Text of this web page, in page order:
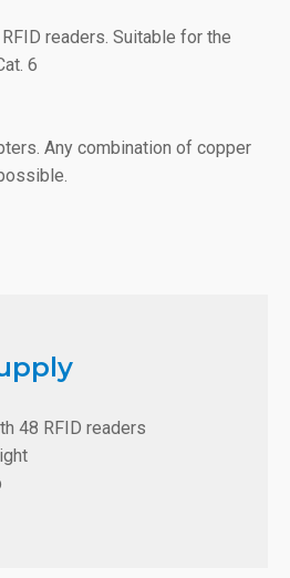
readers. Suitable for the
6
Any combination of copper
48 RFID readers